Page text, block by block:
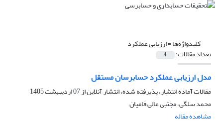
کلیدواژه‌ها =ارزیابی عملکرد
تعداد مقالات: 4
مدل ارزیابی عملکرد حسابرسان مستقل
مقالات آماده انتشار، پذیرفته شده، انتشار آنلاین از07 اردیبهشت 1405
محمد سلگی، مجتبی عالی فامیان
مشاهده مقاله